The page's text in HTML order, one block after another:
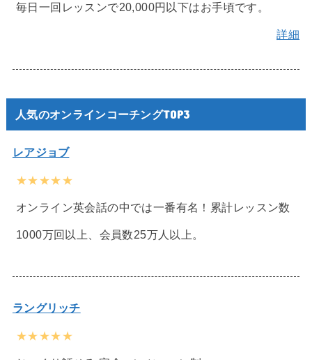
毎日一回レッスンで20,000円以下はお手頃です。
詳細
人気のオンラインコーチングTOP3
レアジョブ
★★★★★
オンライン英会話の中では一番有名！累計レッスン数
1000万回以上、会員数25万人以上。
ラングリッチ
★★★★★